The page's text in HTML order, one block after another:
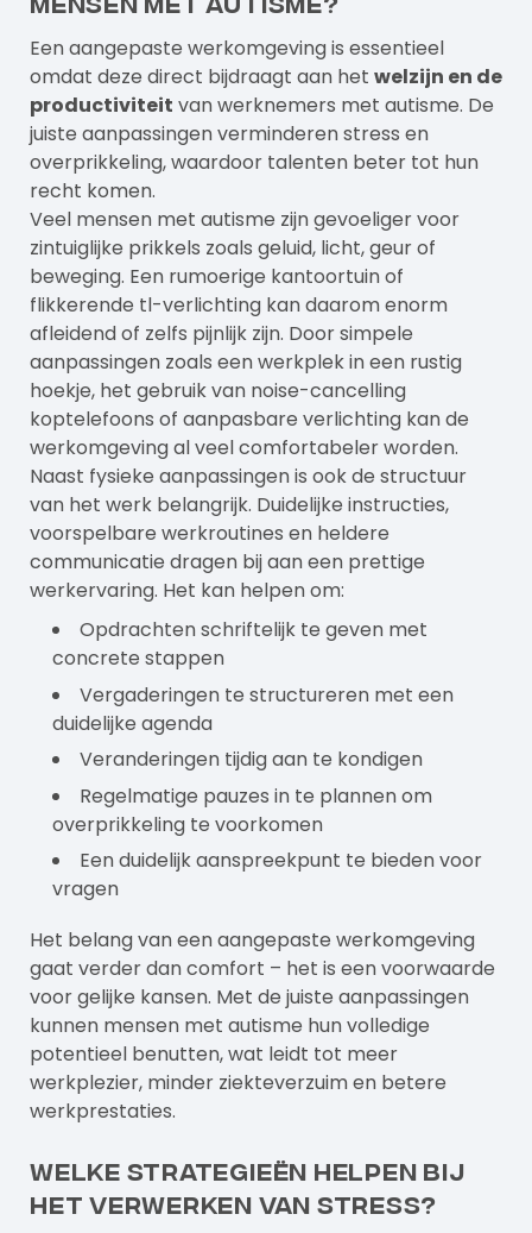
Een aangepaste werkomgeving is essentieel
omdat deze direct bijdraagt aan het welzijn en de
productiviteit van werknemers met autisme. De
juiste aanpassingen verminderen stress en
overprikkeling, waardoor talenten beter tot hun
recht komen.
Veel mensen met autisme zijn gevoeliger voor
zintuiglijke prikkels zoals geluid, licht, geur of
beweging. Een rumoerige kantoortuin of
flikkerende tl-verlichting kan daarom enorm
afleidend of zelfs pijnlijk zijn. Door simpele
aanpassingen zoals een werkplek in een rustig
hoekje, het gebruik van noise-cancelling
koptelefoons of aanpasbare verlichting kan de
werkomgeving al veel comfortabeler worden.
Naast fysieke aanpassingen is ook de structuur
van het werk belangrijk. Duidelijke instructies,
voorspelbare werkroutines en heldere
communicatie dragen bij aan een prettige
werkervaring. Het kan helpen om:
Opdrachten schriftelijk te geven met
concrete stappen
Vergaderingen te structureren met een
duidelijke agenda
Veranderingen tijdig aan te kondigen
Regelmatige pauzes in te plannen om
overprikkeling te voorkomen
Een duidelijk aanspreekpunt te bieden voor
vragen
Het belang van een aangepaste werkomgeving
gaat verder dan comfort – het is een voorwaarde
voor gelijke kansen. Met de juiste aanpassingen
kunnen mensen met autisme hun volledige
potentieel benutten, wat leidt tot meer
werkplezier, minder ziekteverzuim en betere
werkprestaties.
Welke strategieën helpen bij
het verwerken van stress?